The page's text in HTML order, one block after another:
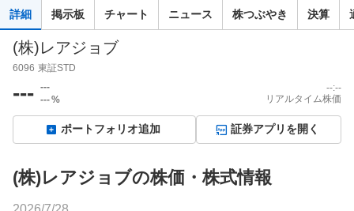
せ
詳細 掲示板 チャート ニュース 株つぶやき 決算
(株)レアジョブ
6096 東証STD
--- ---
---%
--:--
リアルタイム株価
ポートフォリオ追加 証券アプリを開く
(株)レアジョブの株価・株式情報